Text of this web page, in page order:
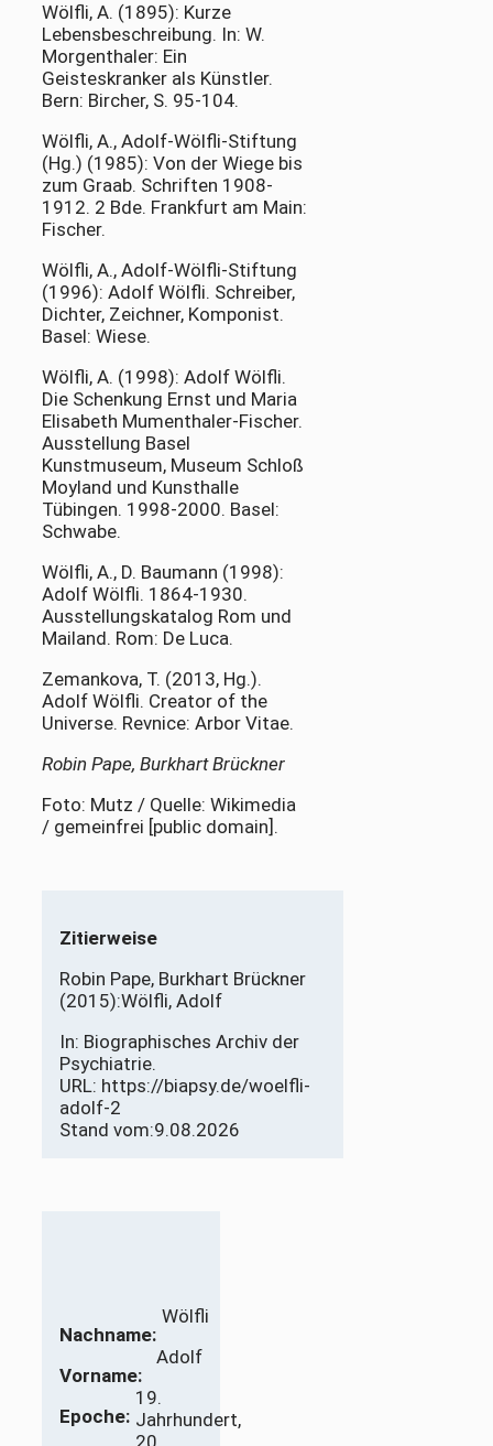
Wölfli, A. (1895): Kurze
Lebensbeschreibung. In: W.
Morgenthaler: Ein
Geisteskranker als Künstler.
Bern: Bircher, S. 95-104.
Wölfli, A., Adolf-Wölfli-Stiftung
(Hg.) (1985): Von der Wiege bis
zum Graab. Schriften 1908-
1912. 2 Bde. Frankfurt am Main:
Fischer.
Wölfli, A., Adolf-Wölfli-Stiftung
(1996): Adolf Wölfli. Schreiber,
Dichter, Zeichner, Komponist.
Basel: Wiese.
Wölfli, A. (1998): Adolf Wölfli.
Die Schenkung Ernst und Maria
Elisabeth Mumenthaler-Fischer.
Ausstellung Basel
Kunstmuseum, Museum Schloß
Moyland und Kunsthalle
Tübingen. 1998-2000. Basel:
Schwabe.
Wölfli, A., D. Baumann (1998):
Adolf Wölfli. 1864-1930.
Ausstellungskatalog Rom und
Mailand. Rom: De Luca.
Zemankova, T. (2013, Hg.).
Adolf Wölfli. Creator of the
Universe. Revnice: Arbor Vitae.
Robin Pape, Burkhart Brückner
Foto: Mutz / Quelle: Wikimedia
/ gemeinfrei [public domain].
Zitierweise
Robin Pape, Burkhart Brückner
(2015):Wölfli, Adolf
In: Biographisches Archiv der
Psychiatrie.
URL: https://biapsy.de/woelfli-
adolf-2
Stand vom:9.08.2026
Nachname:
Wölfli
Vorname:
Adolf
Epoche:
19.
Jahrhundert,